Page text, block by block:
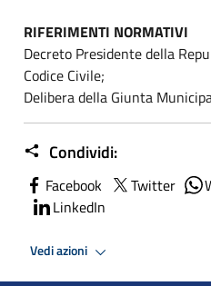
RIFERIMENTI NORMATIVI
Decreto Presidente della
Codice Civile;
Delibera della Giunta
Condividi:
Facebook Twitter
LinkedIn
Vedi azioni